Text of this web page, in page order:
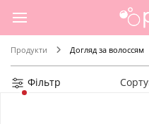
Продукти Догляд за волоссям
Фільтр